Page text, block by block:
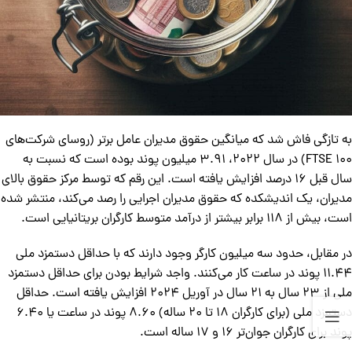
به تازگی فاش شد که میانگین حقوق مدیران عامل برتر (روسای شرکت‌های
FTSE 100) در سال ۲۰۲۲، ۳.۹۱ میلیون پوند بوده است که نسبت به
سال قبل ۱۶ درصد افزایش یافته است. این رقم که توسط مرکز حقوق بالای
مدیران، یک اندیشکده که حقوق مدیران اجرایی را رصد می‌کند، منتشر شده
است، بیش از ۱۱۸ برابر بیشتر از درآمد متوسط کارگران بریتانیایی است.
در مقابل، حدود سه میلیون کارگر وجود دارند که با حداقل دستمزد ملی
۱۱.۴۴ پوند در ساعت کار می‌کنند. واجد شرایط بودن برای حداقل دستمزد
ملی از ۲۳ سال به ۲۱ سال در آوریل ۲۰۲۴ افزایش یافته است. حداقل
دستمزد ملی (برای کارگران ۱۸ تا ۲۰ ساله) ۸.۶۰ پوند در ساعت یا ۶.۴۰
پوند برای کارگران جوان‌تر ۱۶ و ۱۷ ساله است.